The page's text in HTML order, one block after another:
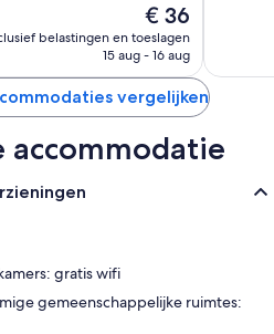
waterkokers en beperkte
De
prijs
is
€ 36
belastingen en toeslagen
15 aug - 16 aug
vergelijken
accommodatie
gratis wifi
gemeenschappelijke ruimtes: